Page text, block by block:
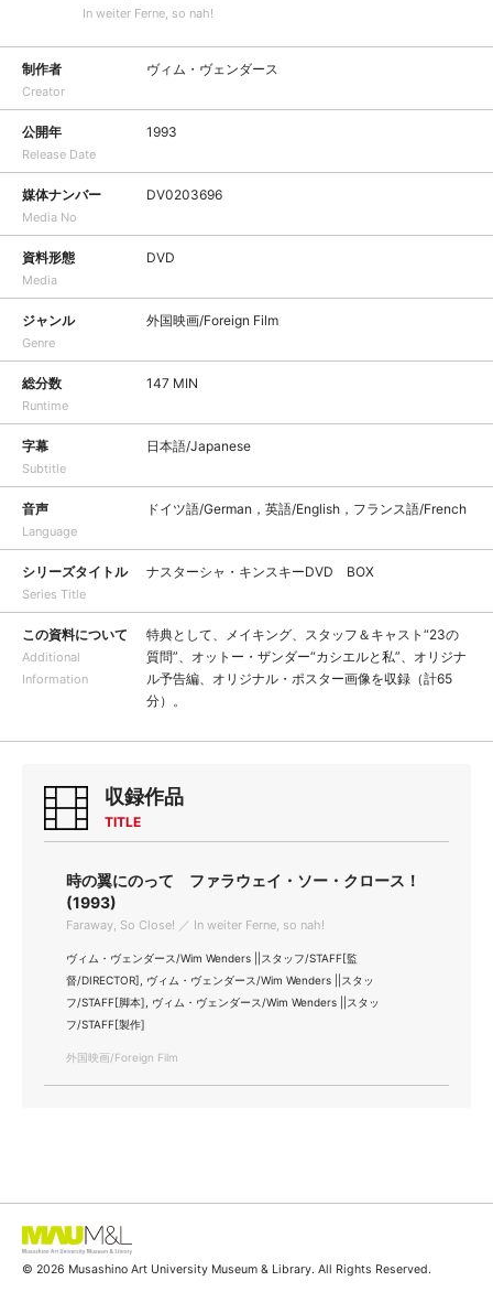
In weiter Ferne, so nah!
制作者
Creator
ヴィム・ヴェンダース
公開年
Release Date
1993
媒体ナンバー
Media No
DV0203696
資料形態
Media
DVD
ジャンル
Genre
外国映画/Foreign Film
総分数
Runtime
147 MIN
字幕
Subtitle
日本語/Japanese
音声
Language
ドイツ語/German，英語/English，フランス語/French
シリーズタイトル
Series Title
ナスターシャ・キンスキーDVD BOX
この資料について
Additional
Information
特典として、メイキング、スタッフ＆キャスト“23の
質問”、オットー・ザンダー“カシエルと私”、オリジナ
ル予告編、オリジナル・ポスター画像を収録（計65
分）。
収録作品
TITLE
時の翼にのって ファラウェイ・ソー・クロース！
(1993)
Faraway, So Close! ／ In weiter Ferne, so nah!
ヴィム・ヴェンダース/Wim Wenders ||スタッフ/STAFF[監
督/DIRECTOR], ヴィム・ヴェンダース/Wim Wenders ||スタッ
フ/STAFF[脚本], ヴィム・ヴェンダース/Wim Wenders ||スタッ
フ/STAFF[製作]
外国映画/Foreign Film
© 2026 Musashino Art University Museum & Library. All Rights Reserved.